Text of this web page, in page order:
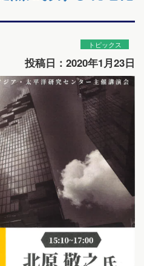
トピックス
投稿日：2020年1月23日